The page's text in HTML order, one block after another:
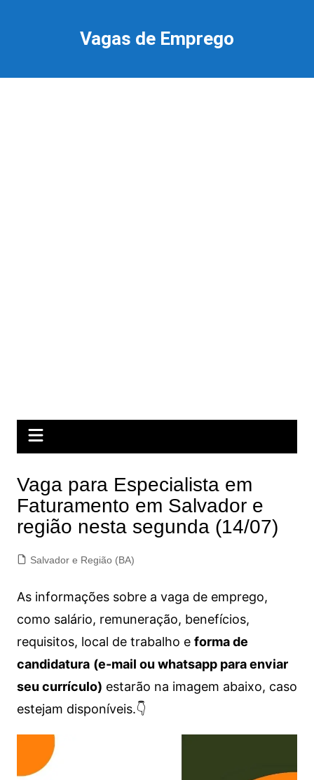
Vagas de Emprego
Vaga para Especialista em
Faturamento em Salvador e
região nesta segunda (14/07)
Salvador e Região (BA)
As informações sobre a vaga de emprego,
como salário, remuneração, benefícios,
requisitos, local de trabalho e forma de
candidatura (e-mail ou whatsapp para enviar
seu currículo) estarão na imagem abaixo, caso
estejam disponíveis.👇